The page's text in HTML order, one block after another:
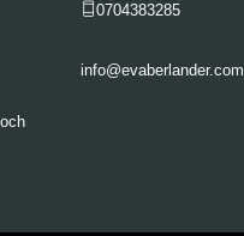
0704383285
info@evaberlander.com